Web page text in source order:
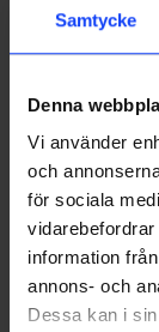
Samtycke
Denna
Vi använder
och
för sociala
information
annons- och
Dessa kan i
– En bra
något som
proffsig
levererar det
ifrågasätter